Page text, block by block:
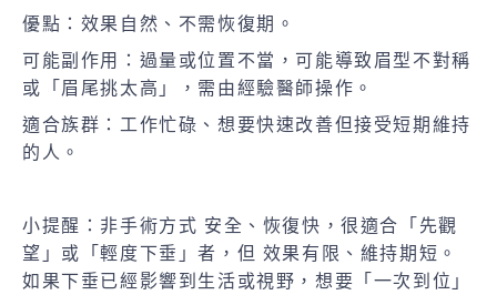
優點：效果自然、不需恢復期。
可能副作用：過量或位置不當，可能導致眉型不對稱
或「眉尾挑太高」，需由經驗醫師操作。
適合族群：工作忙碌、想要快速改善但接受短期維持
的人。
小提醒：非手術方式 安全、恢復快，很適合「先觀
望」或「輕度下垂」者，但 效果有限、維持期短。
如果下垂已經影響到生活或視野，想要「一次到位」